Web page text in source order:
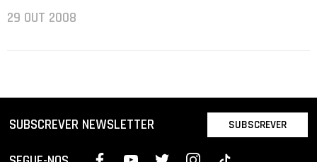
29 OUT 2008
SUBSCREVER NEWSLETTER SUBSCREVER